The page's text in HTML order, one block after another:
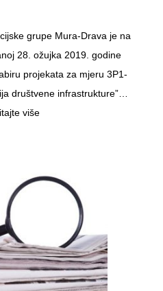
grupe Mura-Drava je na
28. ožujka 2019. godine
projekata za mjeru 3P1-
društvene infrastrukture”…
više